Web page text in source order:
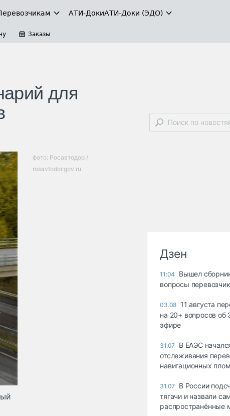
АТИ-ДокиАТИ-Доки (ЭДО)
Заказы
для
фото: Росавтодор /
rosavtodor.gov.ru
Дзен
11:04
Вышел
вопросы
03.08 11 августа
на 20+ вопросов
эфире
31.07
В ЕАЭС
отслеживания
навигационных
31.07
В России
тягачи и назвали
распространённые